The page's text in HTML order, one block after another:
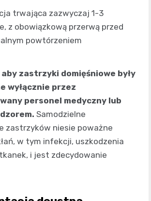
trwająca zazwyczaj 1-3
z obowiązkową przerwą przed
powtórzeniem
aby zastrzyki domięśniowe były
wyłącznie przez
personel medyczny lub
Samodzielne
zastrzyków niesie poważne
w tym infekcji, uszkodzenia
i jest zdecydowanie